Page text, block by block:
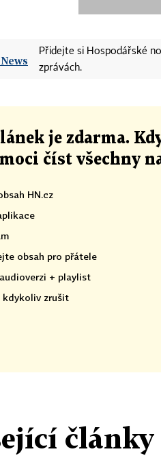
Přidejte si Hospodářské
zprávách.
je zdarma.
moci číst všechny
HN.cz
obsah pro přátele
+ playlist
zrušit
články